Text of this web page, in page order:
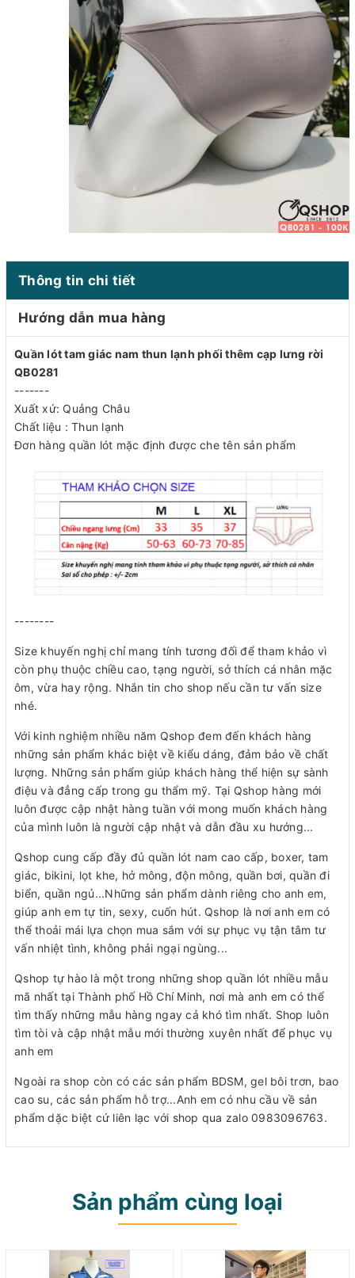
Thông tin chi tiết
Hướng dẫn mua hàng
Quần lót tam giác nam thun lạnh phối thêm cạp lưng rời
QB0281
-------
Xuất xứ: Quảng Châu
Chất liệu : Thun lạnh
Đơn hàng quần lót mặc định được che tên sản phẩm
--------
Size khuyến nghị chỉ mang tính tương đối để tham khảo vì
còn phụ thuộc chiều cao, tạng người, sở thích cá nhân mặc
ôm, vừa hay rộng. Nhắn tin cho shop nếu cần tư vấn size
nhé.
Với kinh nghiệm nhiều năm Qshop đem đến khách hàng
những sản phẩm khác biệt về kiểu dáng, đảm bảo về chất
lượng. Những sản phẩm giúp khách hàng thể hiện sự sành
điệu và đẳng cấp trong gu thẩm mỹ. Tại Qshop hàng mới
luôn được cập nhật hàng tuần với mong muốn khách hàng
của mình luôn là người cập nhật và dẫn đầu xu hướng...
Qshop cung cấp đầy đủ quần lót nam cao cấp, boxer, tam
giác, bikini, lọt khe, hở mông, độn mông, quần bơi, quần đi
biển, quần ngủ...Những sản phẩm dành riêng cho anh em,
giúp anh em tự tin, sexy, cuốn hút. Qshop là nơi anh em có
thể thoải mái lựa chọn mua sắm với sự phục vụ tận tâm tư
vấn nhiệt tình, không phải ngại ngùng...
Qshop tự hào là một trong những shop quần lót nhiều mẫu
mã nhất tại Thành phố Hồ Chí Minh, nơi mà anh em có thể
tìm thấy những mẫu hàng ngay cả khó tìm nhất. Shop luôn
tìm tòi và cập nhật mẫu mới thường xuyên nhất để phục vụ
anh em
Ngoài ra shop còn có các sản phẩm BDSM, gel bôi trơn, bao
cao su, các sản phẩm hỗ trợ...Anh em có nhu cầu về sản
phẩm dặc biệt cứ liên lạc với shop qua zalo 0983096763.
Sản phẩm cùng loại